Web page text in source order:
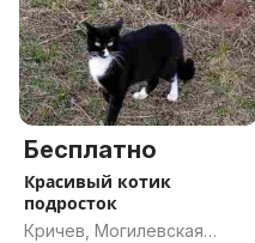
Бесплатно
Красивый котик
подросток
Кричев, Могилевская